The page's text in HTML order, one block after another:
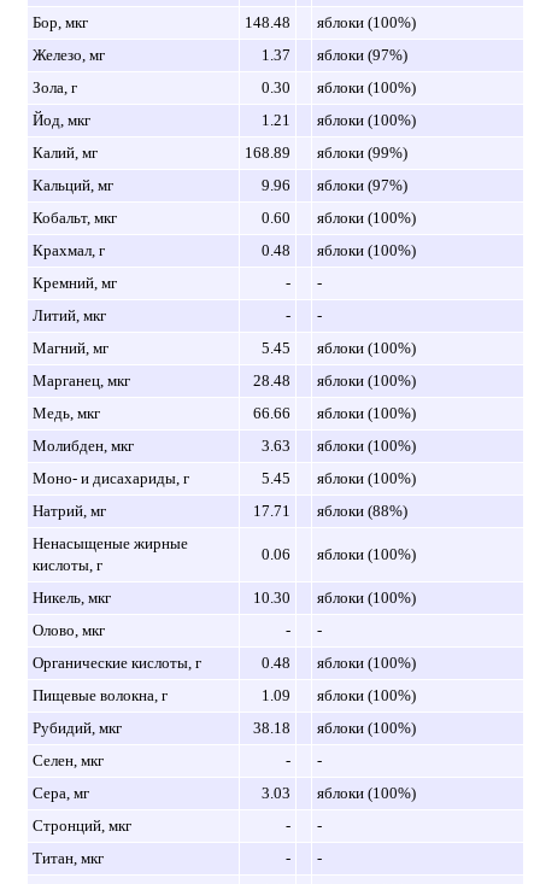
Бор, мкг
148.48
яблоки (100%)
Железо, мг
1.37
яблоки (97%)
Зола, г
0.30
яблоки (100%)
Йод, мкг
1.21
яблоки (100%)
Калий, мг
168.89
яблоки (99%)
Кальций, мг
9.96
яблоки (97%)
Кобальт, мкг
0.60
яблоки (100%)
Крахмал, г
0.48
яблоки (100%)
Кремний, мг
-
-
Литий, мкг
-
-
Магний, мг
5.45
яблоки (100%)
Марганец, мкг
28.48
яблоки (100%)
Медь, мкг
66.66
яблоки (100%)
Молибден, мкг
3.63
яблоки (100%)
Моно- и дисахариды, г
5.45
яблоки (100%)
Натрий, мг
17.71
яблоки (88%)
Ненасыщеные жирные
кислоты, г
0.06 яблоки (100%)
Никель, мкг 10.30
яблоки (100%)
Олово, мкг
-
-
Органические кислоты, г
0.48
яблоки (100%)
Пищевые волокна, г
1.09
яблоки (100%)
Рубидий, мкг
38.18
яблоки (100%)
Селен, мкг
-
-
Сера, мг
3.03
яблоки (100%)
Стронций, мкг
-
-
Титан, мкг
-
-